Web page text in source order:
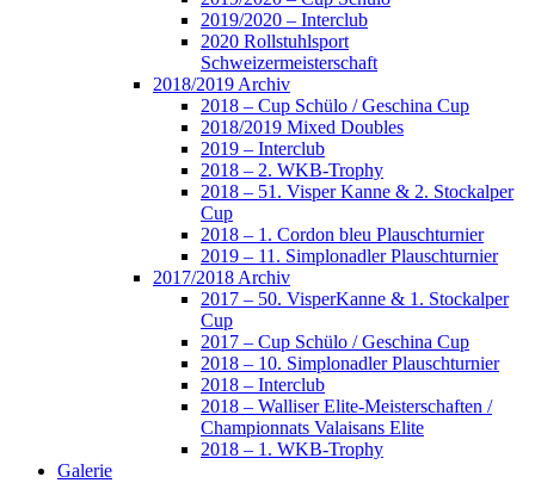
2019/2020 – Interclub
2020 Rollstuhlsport
Schweizermeisterschaft
2018/2019 Archiv
2018 – Cup Schülo / Geschina Cup
2018/2019 Mixed Doubles
2019 – Interclub
2018 – 2. WKB-Trophy
2018 – 51. Visper Kanne & 2. Stockalper
Cup
2018 – 1. Cordon bleu Plauschturnier
2019 – 11. Simplonadler Plauschturnier
2017/2018 Archiv
2017 – 50. VisperKanne & 1. Stockalper
Cup
2017 – Cup Schülo / Geschina Cup
2018 – 10. Simplonadler Plauschturnier
2018 – Interclub
2018 – Walliser Elite-Meisterschaften /
Championnats Valaisans Elite
2018 – 1. WKB-Trophy
Galerie